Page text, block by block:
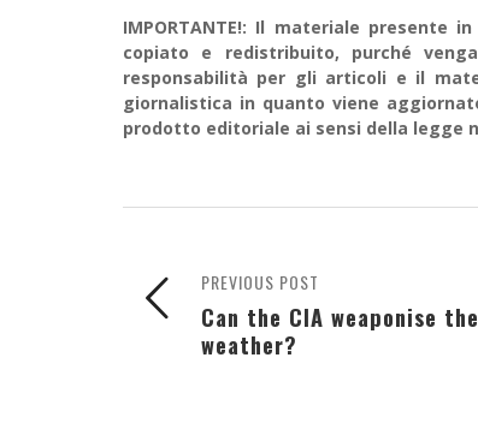
IMPORTANTE!: Il materiale presente
copiato e redistribuito, purché
responsabilità per gli articoli e il
giornalistica in quanto viene
prodotto editoriale ai sensi della legge n.
PREVIOUS POST
Can the CIA weaponise the
weather?